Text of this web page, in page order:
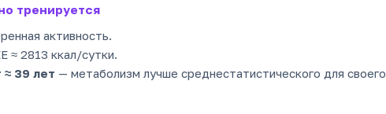
тренируется
активность.
≈ 2813 ккал/сутки.
39 лет — метаболизм лучше среднестатистического для своего